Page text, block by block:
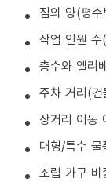
짐의 양(평
작업 인원
층수와 엘리
주차 거리(
장거리 이동
대형/특수
조립 가구